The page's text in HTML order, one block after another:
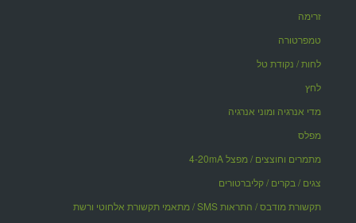
זרימה
טמפרטורה
לחות / נקודת טל
לחץ
מדי אנרגיה ומוני אנרגיה
מפלס
מתמרים וחוצצים / מפצל 4-20mA
צגים / בקרים / קליברטורים
תקשורת מודבס / התראות SMS / מתאמי תקשורת אלחוטי ורשת